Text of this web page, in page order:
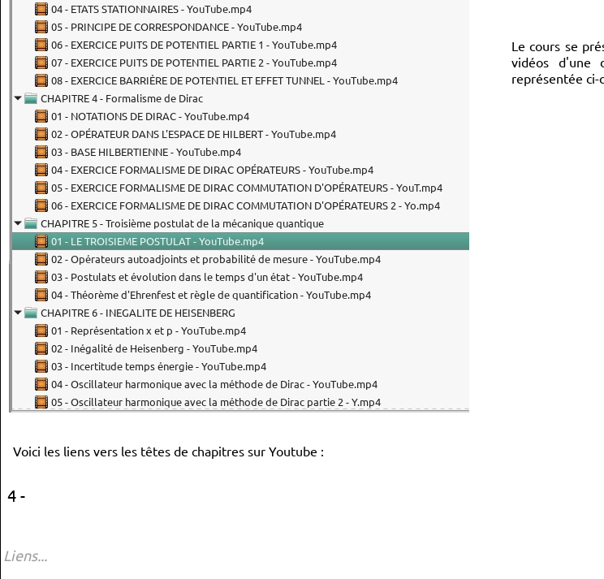
Le cours se
vidéos d'une
représentée ci-
Voici les liens vers les têtes de chapitres sur Youtube :
4 -
Liens...